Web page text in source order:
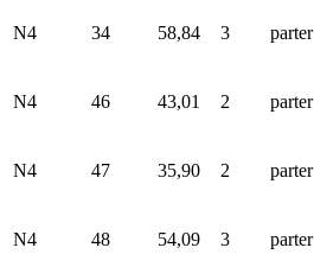
N4 34 58,84 3 parter
N4 46 43,01 2 parter
N4 47 35,90 2 parter
N4 48 54,09 3 parter